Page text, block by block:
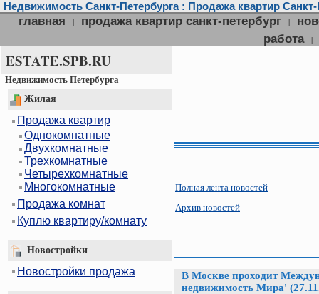
Недвижимость Санкт-Петербурга : Продажа квартир
главная | продажа квартир санкт-петербург |
работа
|
ESTATE.SPB.RU
Недвижимость Петербурга
Жилая
Продажа квартир
Однокомнатные
Двухкомнатные
Трехкомнатные
Четырехкомнатные
Многокомнатные
Продажа комнат
Куплю квартиру/комнату
Новостройки
Новостройки продажа
Полная лента новостей
Архив новостей
В Москве проходит
недвижимость Мира'